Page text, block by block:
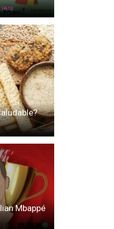
PASE
Mbappé